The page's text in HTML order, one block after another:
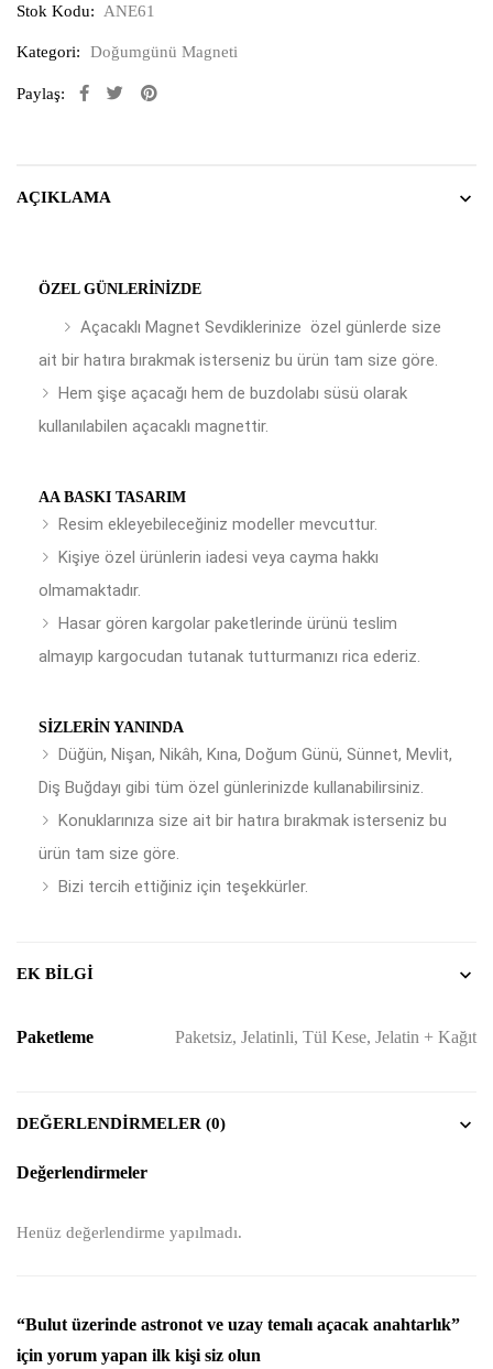
Stok Kodu: ANE61
Kategori: Doğumgünü Magneti
Paylaş:
AÇIKLAMA
ÖZEL GÜNLERINIZDE
Açacaklı Magnet Sevdiklerinize özel günlerde size
ait bir hatıra bırakmak isterseniz bu ürün tam size göre.
Hem şişe açacağı hem de buzdolabı süsü olarak
kullanılabilen açacaklı magnettir.
AA BASKI TASARIM
Resim ekleyebileceğiniz modeller mevcuttur.
Kişiye özel ürünlerin iadesi veya cayma hakkı
olmamaktadır.
Hasar gören kargolar paketlerinde ürünü teslim
almayıp kargocudan tutanak tutturmanızı rica ederiz.
SIZLERIN YANINDA
Düğün, Nişan, Nikâh, Kına, Doğum Günü, Sünnet, Mevlit,
Diş Buğdayı gibi tüm özel günlerinizde kullanabilirsiniz.
Konuklarınıza size ait bir hatıra bırakmak isterseniz bu
ürün tam size göre.
Bizi tercih ettiğiniz için teşekkürler.
EK BILGI
Paketleme Paketsiz, Jelatinli, Tül Kese, Jelatin + Kağıt
DEĞERLENDIRMELER (0)
Değerlendirmeler
Henüz değerlendirme yapılmadı.
“Bulut üzerinde astronot ve uzay temalı açacak anahtarlık”
için yorum yapan ilk kişi siz olun